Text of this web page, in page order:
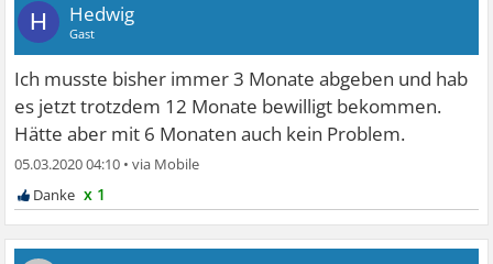
H Hedwig
Gast
Ich musste bisher immer 3 Monate abgeben und hab
es jetzt trotzdem 12 Monate bewilligt bekommen.
Hätte aber mit 6 Monaten auch kein Problem.
05.03.2020 04:10 •
x 1